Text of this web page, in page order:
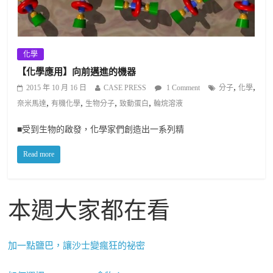
化學
【化學應用】向前邁進的機器
2015 年 10 月 16 日 CASE PRESS 1 Comment 分子,化學,
奈米馬達,有機化學, 生物分子,致動蛋白 ,輪烷溶液
■受到生物的啟發，化學家們創造出一系列精
Read more
本週大家都在看
加一點鹽巴，讓沙士變瘋狂的祕密